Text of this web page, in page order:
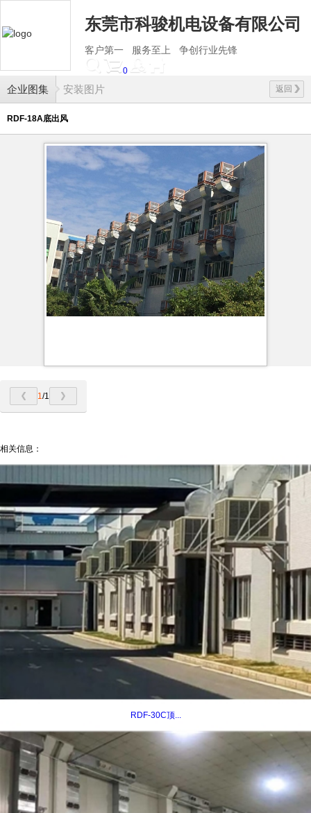
东莞市科骏机电设备有限公司
客户第一 服务至上 争创行业先锋
0
企业图集 返回
安装图片
RDF-18A底出风
1/1
相关信息：
RDF-30C顶...